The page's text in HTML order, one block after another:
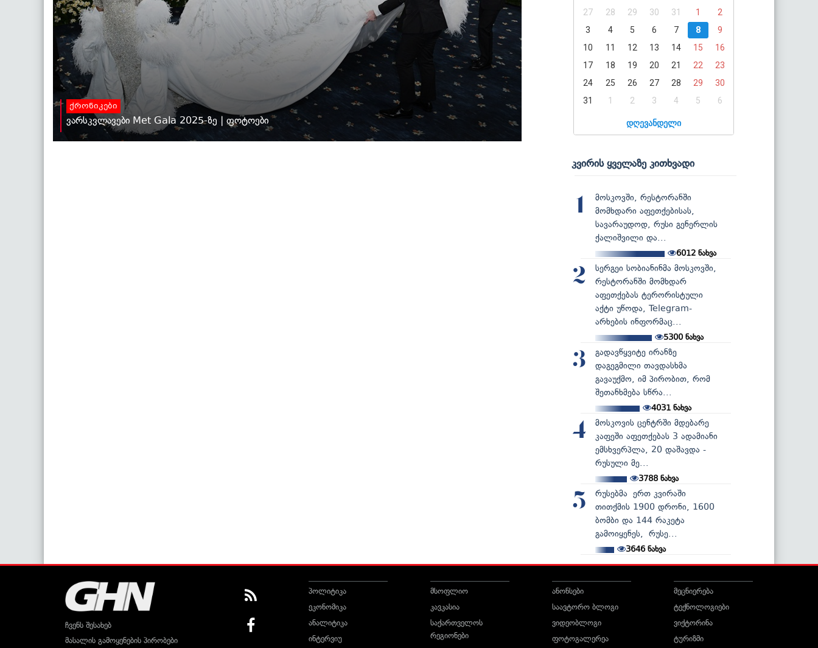
ქრონიკები
ვარსკვლავები Met Gala 2025-ზე | ფოტოები
27
28 29 30 31 1
2
3
4 5 6 7 8
9
10
11 12 13 14 15
16
17
18 19 20 21 22
23
24
25 26 27 28 29
30
31
1 2 3 4 5 6
დღევანდელი
კვირის ყველაზე კითხვადი
1
მოსკოვში, რესტორანში
მომხდარი აფეთქებისას,
სავარაუდოდ, რუსი გენერლის
ქალიშვილი და...
6012 ნახვა
2
სერგეი სობიანინმა მოსკოვში,
რესტორანში მომხდარ
აფეთქებას ტერორისტული
აქტი უწოდა, Telegram-
არხების ინფორმაც...
5300ნახვა
3
გადავწყვიტე ირანზე
დაგეგმილი თავდასხმა
გავაუქმო, იმ პირობით, რომ
შეთანხმება სწრა...
4031ნახვა
4
მოსკოვის ცენტრში მდებარე
კაფეში აფეთქებას 3 ადამიანი
ემსხვერპლა, 20 დაშავდა -
რუსული მე...
3788ნახვა
5
რუსებმა ერთ კვირაში
თითქმის 1900 დრონი, 1600
ბომბი და 144 რაკეტა
გამოიყენეს, რუსე...
3646ნახვა
ჩვენს შესახებ
მასალის გამოყენების პირობები
პოლიტიკა
ეკონომიკა
ანალიტიკა
ინტერვიუ
მსოფლიო
კავკასია
საქართველოს
რეგიონები
ანონსები
საავტორო ბლოგი
ვიდეობლოგი
ფოტოგალერეა
მეცნიერება
ტექნოლოგიები
ვიქტორინა
ტურიზმი